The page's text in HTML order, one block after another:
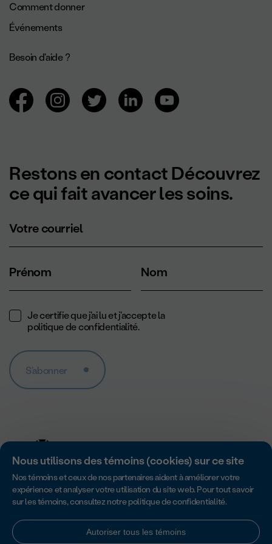
Nous utilisons des témoins (cookies) sur ce site
Nos témoins et ceux de nos partenaires aident à améliorer votre
expérience et analyser votre utilisation du site web. Pour tout savoir
sur les témoins, consultez notrepolitique de confidentialité.
Autoriser tous les témoins
Comment donner
Événements
Besoin d'aide ?
Navigation des réseaux sociaux.
Restons en contact Découvrez
ce qui fait avancer les soins.
Votre courriel
Prénom Nom
Je certifie que j'ai lu et j'accepte la
politique de confidentialité.
S'abonner
Accredité par Imagine Canada pour son excellence en matière de
sans but lucratif.